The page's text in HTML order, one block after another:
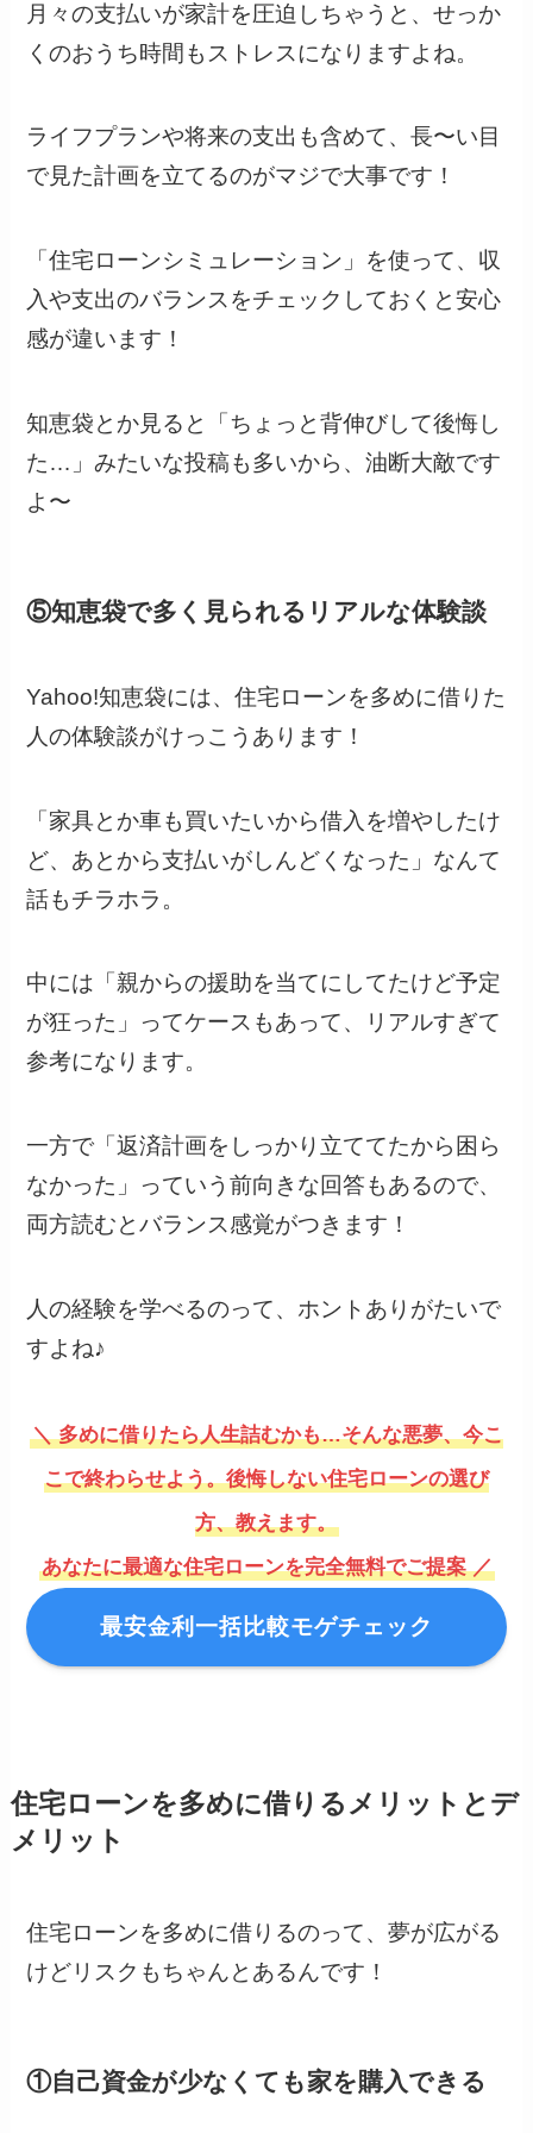
月々の支払いが家計を圧迫しちゃうと、せっか
くのおうち時間もストレスになりますよね。
ライフプランや将来の支出も含めて、長〜い目
で見た計画を立てるのがマジで大事です！
「住宅ローンシミュレーション」を使って、収
入や支出のバランスをチェックしておくと安心
感が違います！
知恵袋とか見ると「ちょっと背伸びして後悔し
た…」みたいな投稿も多いから、油断大敵です
よ〜
⑤知恵袋で多く見られるリアルな体験談
Yahoo!知恵袋には、住宅ローンを多めに借りた
人の体験談がけっこうあります！
「家具とか車も買いたいから借入を増やしたけ
ど、あとから支払いがしんどくなった」なんて
話もチラホラ。
中には「親からの援助を当てにしてたけど予定
が狂った」ってケースもあって、リアルすぎて
参考になります。
一方で「返済計画をしっかり立ててたから困ら
なかった」っていう前向きな回答もあるので、
両方読むとバランス感覚がつきます！
人の経験を学べるのって、ホントありがたいで
すよね♪
＼ 多めに借りたら人生詰むかも…そんな悪夢、今こ
こで終わらせよう。後悔しない住宅ローンの選び
方、教えます。
あなたに最適な住宅ローンを完全無料でご提案 ／
最安金利一括比較モゲチェック
住宅ローンを多めに借りるメリットとデ
メリット
住宅ローンを多めに借りるのって、夢が広がる
けどリスクもちゃんとあるんです！
①自己資金が少なくても家を購入できる